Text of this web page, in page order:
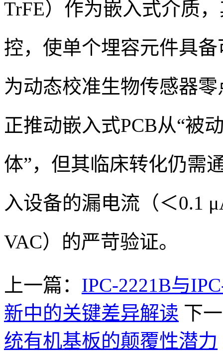
TrFE）作为嵌入式介质
控，使单个埋容元件具
为动态校准生物传感器
正推动嵌入式PCB从“被
体”，但其临床转化仍需
入设备的漏电流（＜0.1
VAC）的严苛验证。
上一篇： IPC-2221B与
新中的关键差异解读 下
统有机基板的颠覆性潜力